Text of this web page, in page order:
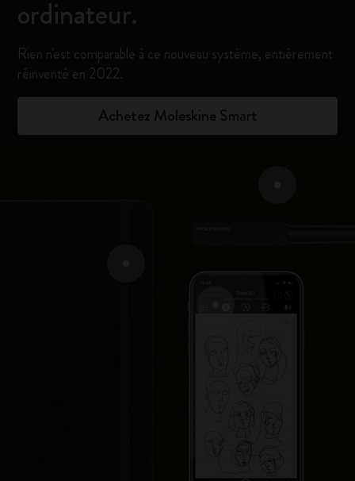
ordinateur.
Rien n'est comparable à ce nouveau système, entièrement
réinventé en 2022.
Achetez Moleskine Smart